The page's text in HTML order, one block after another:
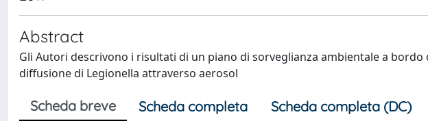
Abstract
Gli Autori descrivono i risultati di un piano di sorveglianza ambientale a
diffusione di Legionella attraverso aerosol
Scheda breve Scheda completa Scheda completa (DC)